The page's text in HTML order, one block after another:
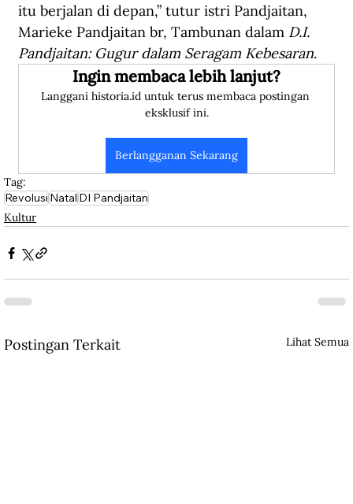
itu berjalan di depan,” tutur istri Pandjaitan,
Marieke Pandjaitan br, Tambunan dalam D.I.
Pandjaitan: Gugur dalam Seragam Kebesaran.
Ingin membaca lebih lanjut?
Langgani historia.id untuk terus membaca postingan
eksklusif ini.
Berlangganan Sekarang
Tag:
RevolusiNatalDI Pandjaitan
Kultur
Postingan Terkait Lihat Semua